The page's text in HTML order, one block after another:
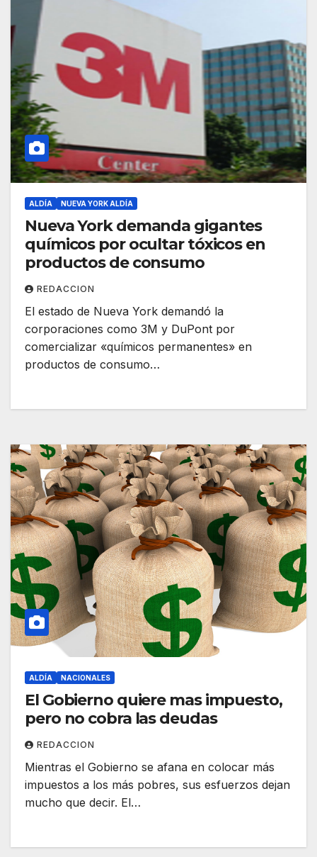
ALDÍA NUEVA YORK ALDÍA
Nueva York demanda gigantes
químicos por ocultar tóxicos en
productos de consumo
REDACCION
El estado de Nueva York demandó la
corporaciones como 3M y DuPont por
comercializar «químicos permanentes» en
productos de consumo…
ALDÍA NACIONALES
El Gobierno quiere mas impuesto,
pero no cobra las deudas
REDACCION
Mientras el Gobierno se afana en colocar más
impuestos a los más pobres, sus esfuerzos dejan
mucho que decir. El…